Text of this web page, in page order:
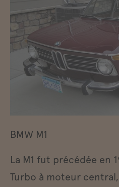
BMW M1
La M1 fut précédée en
Turbo à moteur